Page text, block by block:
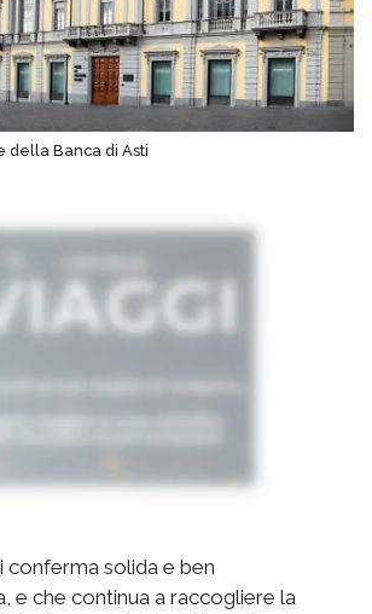
della Banca di Asti
conferma solida e ben
e che continua a raccogliere la